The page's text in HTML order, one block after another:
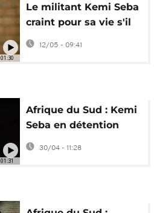
01:30
Le militant Kemi Seba
craint pour sa vie s'il
est renvoyé au Bénin
12/05 - 09:41
01:31
Afrique du Sud : Kemi
Seba en détention
provisoire jusqu'au 11
30/04 - 11:28